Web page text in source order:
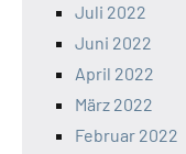
Juli 2022
Juni 2022
April 2022
März 2022
Februar 2022